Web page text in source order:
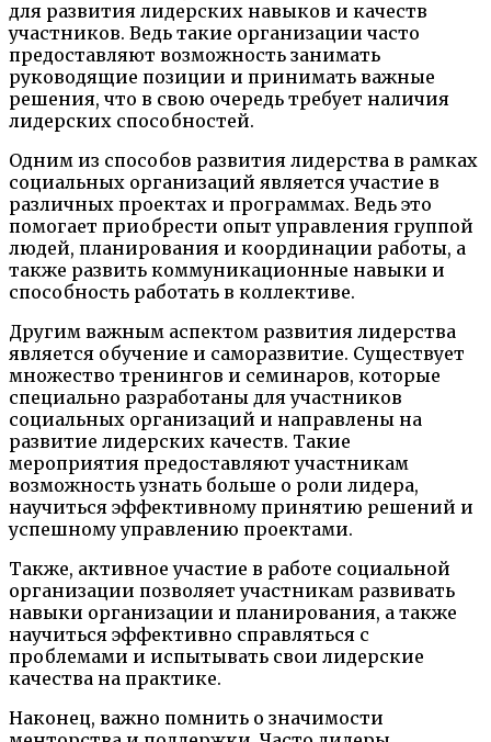
для развития лидерских навыков и качеств
участников. Ведь такие организации часто
предоставляют возможность занимать
руководящие позиции и принимать важные
решения, что в свою очередь требует наличия
лидерских способностей.
Одним из способов развития лидерства в рамках
социальных организаций является участие в
различных проектах и программах. Ведь это
помогает приобрести опыт управления группой
людей, планирования и координации работы, а
также развить коммуникационные навыки и
способность работать в коллективе.
Другим важным аспектом развития лидерства
является обучение и саморазвитие. Существует
множество тренингов и семинаров, которые
специально разработаны для участников
социальных организаций и направлены на
развитие лидерских качеств. Такие
мероприятия предоставляют участникам
возможность узнать больше о роли лидера,
научиться эффективному принятию решений и
успешному управлению проектами.
Также, активное участие в работе социальной
организации позволяет участникам развивать
навыки организации и планирования, а также
научиться эффективно справляться с
проблемами и испытывать свои лидерские
качества на практике.
Наконец, важно помнить о значимости